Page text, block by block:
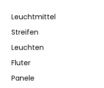
Leuchtmittel
Streifen
Leuchten
Fluter
Panele